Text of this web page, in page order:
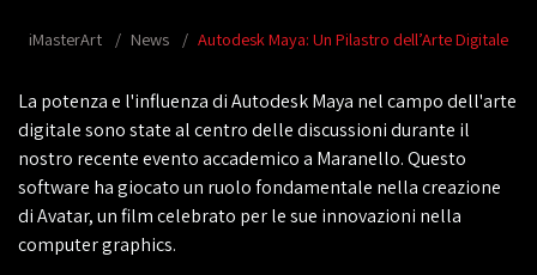
iMasterArt News Autodesk Maya: Un Pilastro dell’Arte Digitale
La potenza e l'influenza di Autodesk Maya nel campo dell'arte
digitale sono state al centro delle discussioni durante il
nostro recente evento accademico a Maranello. Questo
software ha giocato un ruolo fondamentale nella creazione
di Avatar, un film celebrato per le sue innovazioni nella
computer graphics.